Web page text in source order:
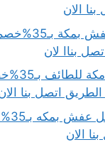
الان
شركة تخزين
بناا لان
نقل
اتصل بنا
الان